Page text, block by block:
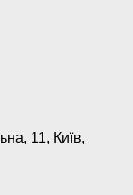
11, Київ,